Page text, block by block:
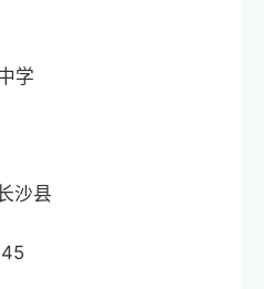
学
沙县